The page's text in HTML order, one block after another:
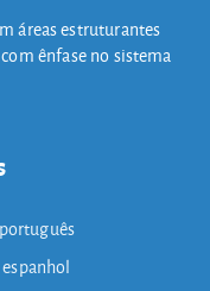
áreas estruturantes
ênfase no sistema